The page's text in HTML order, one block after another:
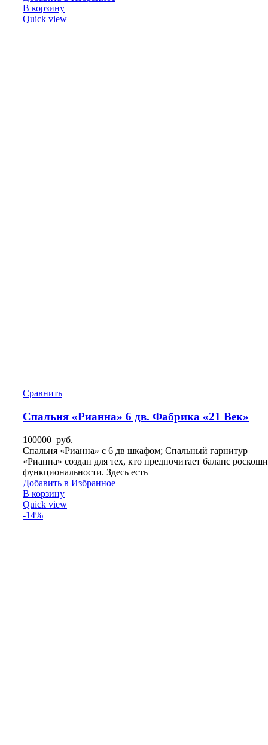
В корзину
Quick view
Сравнить
Спальня «Рианна» 6 дв. Фабрика «21 Век»
100000 руб.
Спальня «Рианна» с 6 дв шкафом; Спальный гарнитур
«Рианна» создан для тех, кто предпочитает баланс
функциональности. Здесь есть
Добавить в Избранное
В корзину
Quick view
-14%